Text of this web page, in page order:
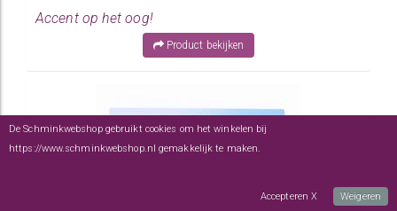
Accent op het oog!
Product bekijken
De Schminkwebshop gebruikt cookies om het winkelen bij
https://www.schminkwebshop.nl gemakkelijk te maken.
Accepteren X Weigeren